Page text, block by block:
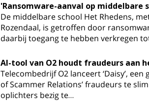
'Ransomware-aanval op middelbare
De middelbare school Het Rhedens,
Rozendaal, is getroffen door
daarbij toegang te hebben verkregen
AI-tool van O2 houdt fraudeurs aan
Telecombedrijf O2 lanceert ‘Daisy’, een
of Scammer Relations’ fraudeurs te
oplichters bezig te…